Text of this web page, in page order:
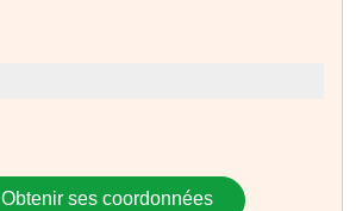
Obtenir ses coordonnées